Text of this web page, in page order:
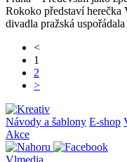
Rokoko představí herečka
divadla pražská
<
1
2
>
Návody a šablony E-shop
Akce